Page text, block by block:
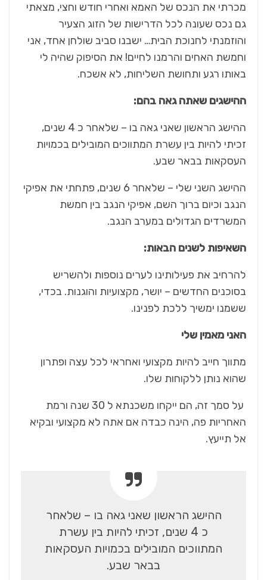
מכרתי את הנכס של האמא ואחרי חודש וחצי, מצאתי
גם נכס שעונה לכל הדרישות של הזוג הצעיר
והוזמנתי לחנוכת הבית… ישבנו סביב שולחן אחד, אני
וחמשת האחים והרמנו לחיים! את הסיפוק שהיה לי
באותו רגע ותחושת השליחות, לא אשכח.
ההישגים שאתה גאה בהם:
ההישג הראשון שאני גאה בו – שלאחר כ 4 שנים,
זכיתי להיות בין עשרת המתווכים המובילים בכמויות
העסקאות בבאר שבע.
ההישג השני שלי – שלאחר 6 שנים, פתחתי את אפיקי
הנגב וכיום ברוך השם, אפיקי הנגב בין חמשת
המשרדים הגדולים במערב הנגב.
השאיפות לשנים הבאות:
להרחיב את פעילותינו לערים נוספות ולהשריש
בסוכנים החדשים – יושר, מקצועיות והוגנות. בכדי,
ששמנו ימשיך ללכת לפנינו.
האני מאמין שלי
מתווך חייב להיות מקצועי ואחראי לכל עצה ופתרון
שהוא נותן ללקוחות שלו.
על סמך זה, הם ייקחו משכנתא ל 30 שנה ורמת
האחריות פה, הינה כבדה אם אתה לא מקצועי ובקיא
אל תייעץ.
ההישג הראשון שאני גאה בו – שלאחר
כ 4 שנים, זכיתי להיות בין עשרת
המתווכים המובילים בכמויות העסקאות
בבאר שבע.